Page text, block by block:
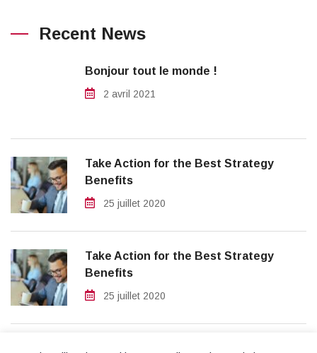
Recent News
Bonjour tout le monde !
2 avril 2021
Take Action for the Best Strategy
Benefits
25 juillet 2020
Take Action for the Best Strategy
Benefits
25 juillet 2020